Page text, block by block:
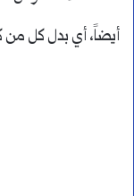
أيضاً، أي بدل كل